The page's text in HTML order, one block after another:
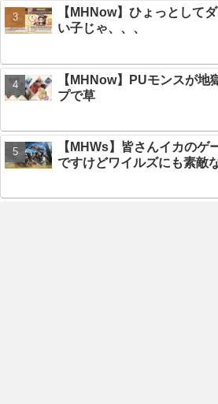
【MHNow】ひょっとして
い子じゃ、、、
【MHNow】PUモンスが地
プで草
【MHWs】皆さんイカのゲ
ですけどワイルズにも素敵